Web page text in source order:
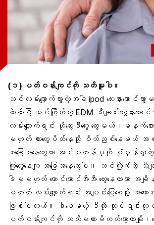
(၁) ပတ်ဝန်းကျင်ကို သတိမူပါ။
သင်လမ်းလျှောက်သွားတဲ့အခါ ipod လေးနားထောင်သွား
ထဲထိုးပြီး သင်ကြိုက်တဲ့ EDM သီချင်းတွေနားထော
လမ်းလျှောက်ရင်း ဟိုတွေးဒီတွေး တွေးမယ်၊မနက်စေ
မဟုတ် ကားတွေပိတ်နေလို့ စိတ်ညစ်နေမယ်
အခြေအနေတွေဟာ အင်မတန်မှကို ပုံမှန်လှ
ကြုံတွေ့နေကျ အခြေအနေတွေပါ။ သင်ကြိုက်တဲ့ သီချင်း
ဒါမှမဟုတ် တောင်တောင်အီအီ တွေးနေတာဟာ အခ
မဟုတ် လမ်းလျှောက်ရင်း အပျင်းပြေစေဖို့ အကော
ဖြစ်ပါတယ်။ ဒါပေမယ့် ဒီလို လုပ်ရင်းလု
ပတ်ဝန်းကျင်ကို သတိမထားမိတတ်တော့တာမျိုး